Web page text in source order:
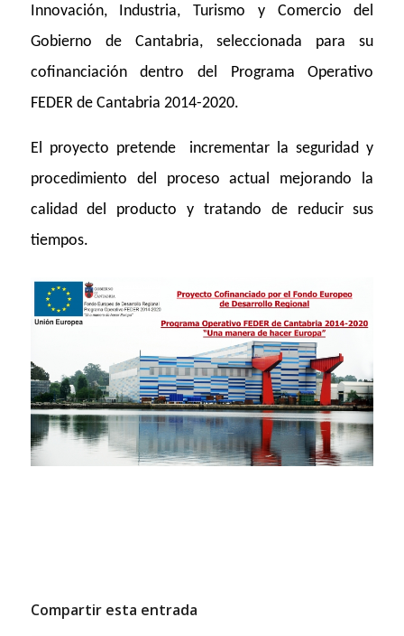
Innovación, Industria, Turismo y Comercio del
Gobierno de Cantabria, seleccionada para su
cofinanciación dentro del Programa Operativo
FEDER de Cantabria 2014-2020.
El proyecto pretende incrementar la seguridad y
procedimiento del proceso actual mejorando la
calidad del producto y tratando de reducir sus
tiempos.
Compartir esta entrada